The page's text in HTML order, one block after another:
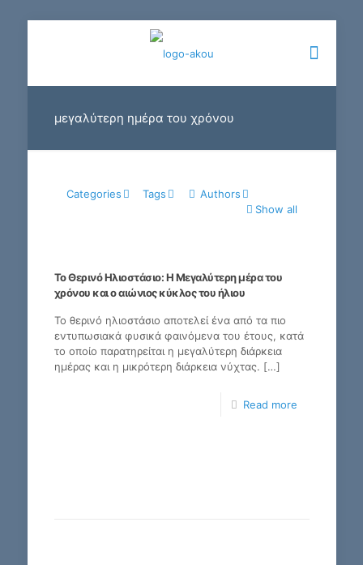
μεγαλύτερη ημέρα του χρόνου
Categories Tags
Authors
Show all
Το Θερινό Ηλιοστάσιο: Η Μεγαλύτερη μέρα του
χρόνου και ο αιώνιος κύκλος του ήλιου
Το θερινό ηλιοστάσιο αποτελεί ένα από τα πιο
εντυπωσιακά φυσικά φαινόμενα του έτους, κατά
το οποίο παρατηρείται η μεγαλύτερη διάρκεια
ημέρας και η μικρότερη διάρκεια νύχτας. […]
Read more